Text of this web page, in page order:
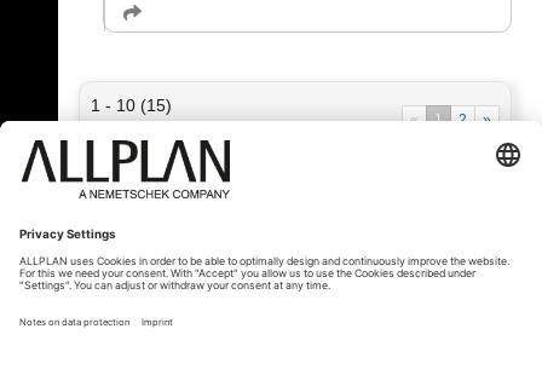
1 - 10 (15)
« 1 2 »
« Zurück